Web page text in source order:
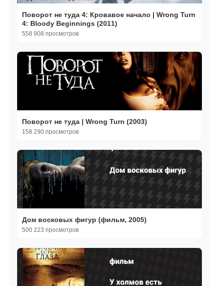
Поворот не туда 4: Кровавое начало | Wrong Turn
4: Bloody Beginnings (2011)
558 908 просмотров
Поворот не туда | Wrong Turn (2003)
158 290 просмотров
Дом восковых фигур (фильм, 2005)
500 223 просмотров